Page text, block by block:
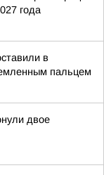
года
в
пальцем
двое